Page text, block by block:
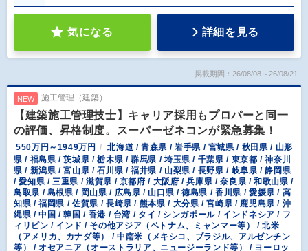
気になる 詳細を見る
掲載期間：26/08/08～26/08/21
NEW 施工管理（建築）
【建築施工管理技士】キャリア採用もプロパーと同一
の評価、昇格制度。スーパーゼネコンが緊急募集！
550万円～1949万円
北海道 / 青森県 / 岩手県 / 宮城県 / 秋田県 / 山形
県 / 福島県 / 茨城県 / 栃木県 / 群馬県 / 埼玉県 / 千葉県 / 東京都 / 神奈川
県 / 新潟県 / 富山県 / 石川県 / 福井県 / 山梨県 / 長野県 / 岐阜県 / 静岡県
/ 愛知県 / 三重県 / 滋賀県 / 京都府 / 大阪府 / 兵庫県 / 奈良県 / 和歌山県 /
鳥取県 / 島根県 / 岡山県 / 広島県 / 山口県 / 徳島県 / 香川県 / 愛媛県 / 高
知県 / 福岡県 / 佐賀県 / 長崎県 / 熊本県 / 大分県 / 宮崎県 / 鹿児島県 / 沖
縄県 / 中国 / 韓国 / 香港 / 台湾 / タイ / シンガポール / インドネシア / フ
ィリピン / インド / その他アジア（ベトナム、ミャンマー等） / 北米
（アメリカ、カナダ等） / 中南米（メキシコ、ブラジル、アルゼンチン
等） / オセアニア（オーストラリア、ニュージーランド等） / ヨーロッ